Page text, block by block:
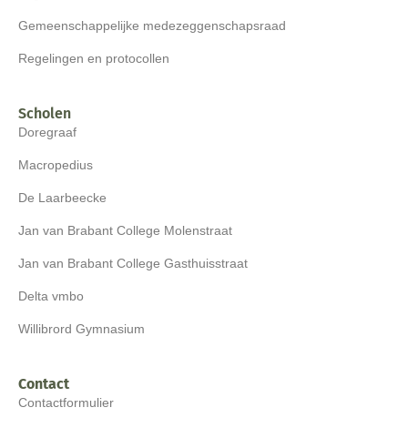
Gemeenschappelijke medezeggenschapsraad
Regelingen en protocollen
Scholen
Doregraaf
Macropedius
De Laarbeecke
Jan van Brabant College Molenstraat
Jan van Brabant College Gasthuisstraat
Delta vmbo
Willibrord Gymnasium
Contact
Contactformulier